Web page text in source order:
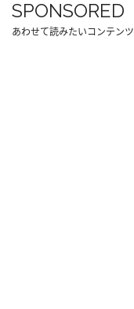
SPONSORED
あわせて読みたいコンテンツ